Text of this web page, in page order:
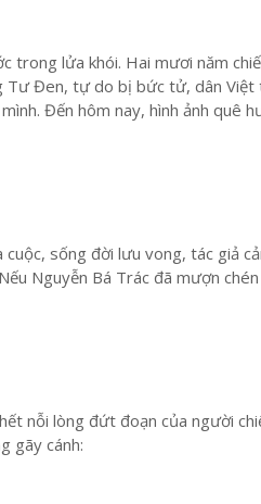
trong lửa khói. Hai mươi năm
Đen, tự do bị bức tử, dân Việt
Đến hôm nay, hình ảnh quê
sống đời lưu vong, tác giả
Nguyễn Bá Trác đã mượn
nỗi lòng đứt đoạn của người
gãy cánh: